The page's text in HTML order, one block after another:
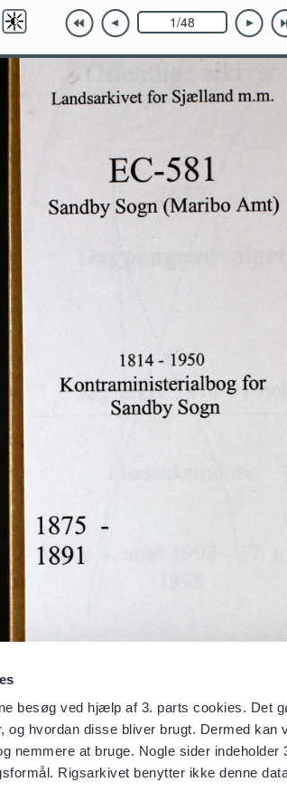
besøg ved hjælp af 3. parts cookies. Det
og hvordan disse bliver brugt. Dermed kan
nemmere at bruge. Nogle sider indeholder
Rigsarkivet benytter ikke denne